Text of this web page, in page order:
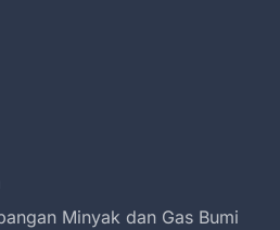
Minyak dan Gas Bumi